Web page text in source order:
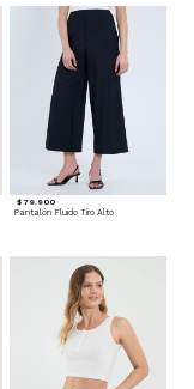
$ 79.900
Pantalón Fluido Tiro Alto